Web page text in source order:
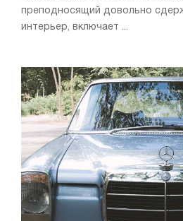
преподносящий довольно
интерьер, включает ...